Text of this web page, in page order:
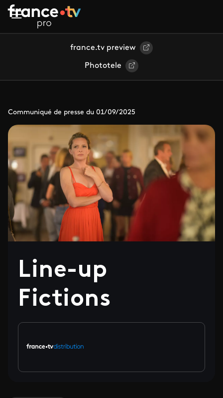
Aller au contenu principal
france.tv preview
Phototele
Communiqué de presse du 01/09/2025
Line-up
Fictions